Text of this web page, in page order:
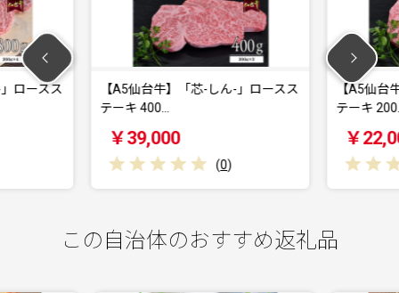
ロースス
【A5仙台牛】「芯-しん-」ロースス
テーキ 400…
￥39,000
(0)
【A5仙台
テーキ
￥
この自治体のおすすめ返礼品